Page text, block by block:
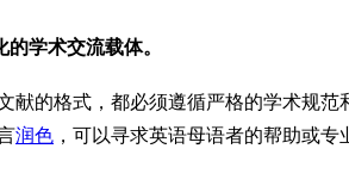
学术交流载体。
的格式，都必须遵循严格的学术规
润色 ，可以寻求英语母语者的帮助或